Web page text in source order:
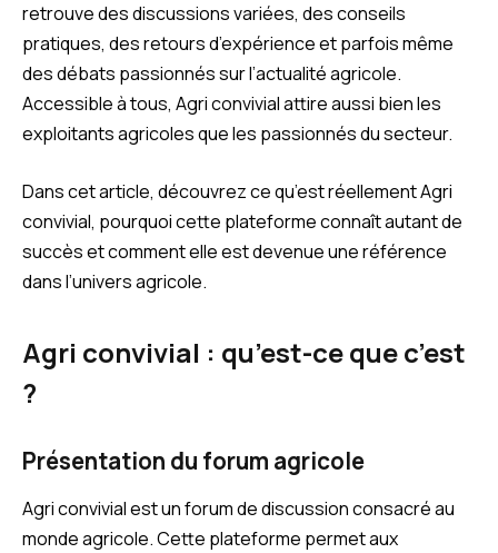
retrouve des discussions variées, des conseils
pratiques, des retours d’expérience et parfois même
des débats passionnés sur l’actualité agricole.
Accessible à tous, Agri convivial attire aussi bien les
exploitants agricoles que les passionnés du secteur.
Dans cet article, découvrez ce qu’est réellement Agri
convivial, pourquoi cette plateforme connaît autant de
succès et comment elle est devenue une référence
dans l’univers agricole.
Agri convivial : qu’est-ce que c’est
?
Présentation du forum agricole
Agri convivial est un forum de discussion consacré au
monde agricole. Cette plateforme permet aux